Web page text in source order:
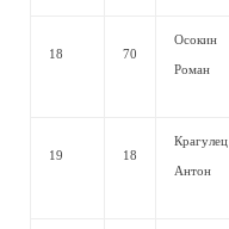
18 70
Осокин
Роман
19 18
Крагулец
Антон